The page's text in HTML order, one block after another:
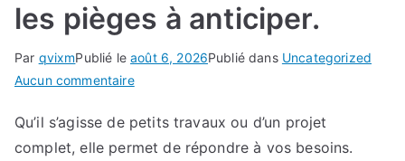
les pièges à anticiper.
Par qvixmPublié leaoût 6, 2026Publié dans Uncategorized
Aucun commentairesur
erreurs
à
Qu’il s’agisse de petits travaux ou d’un projet
complet, elle permet de répondre à vos besoins.